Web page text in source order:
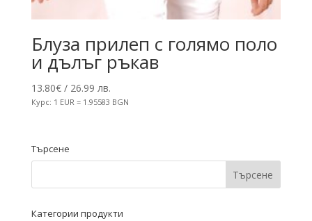
Блуза прилеп с голямо поло
и дълъг ръкав
13.80€/ 26.99 лв.
Курс: 1 EUR = 1.95583 BGN
Търсене
Категории продукти